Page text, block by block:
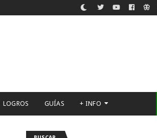
LOGROS GUÍAS + INFO